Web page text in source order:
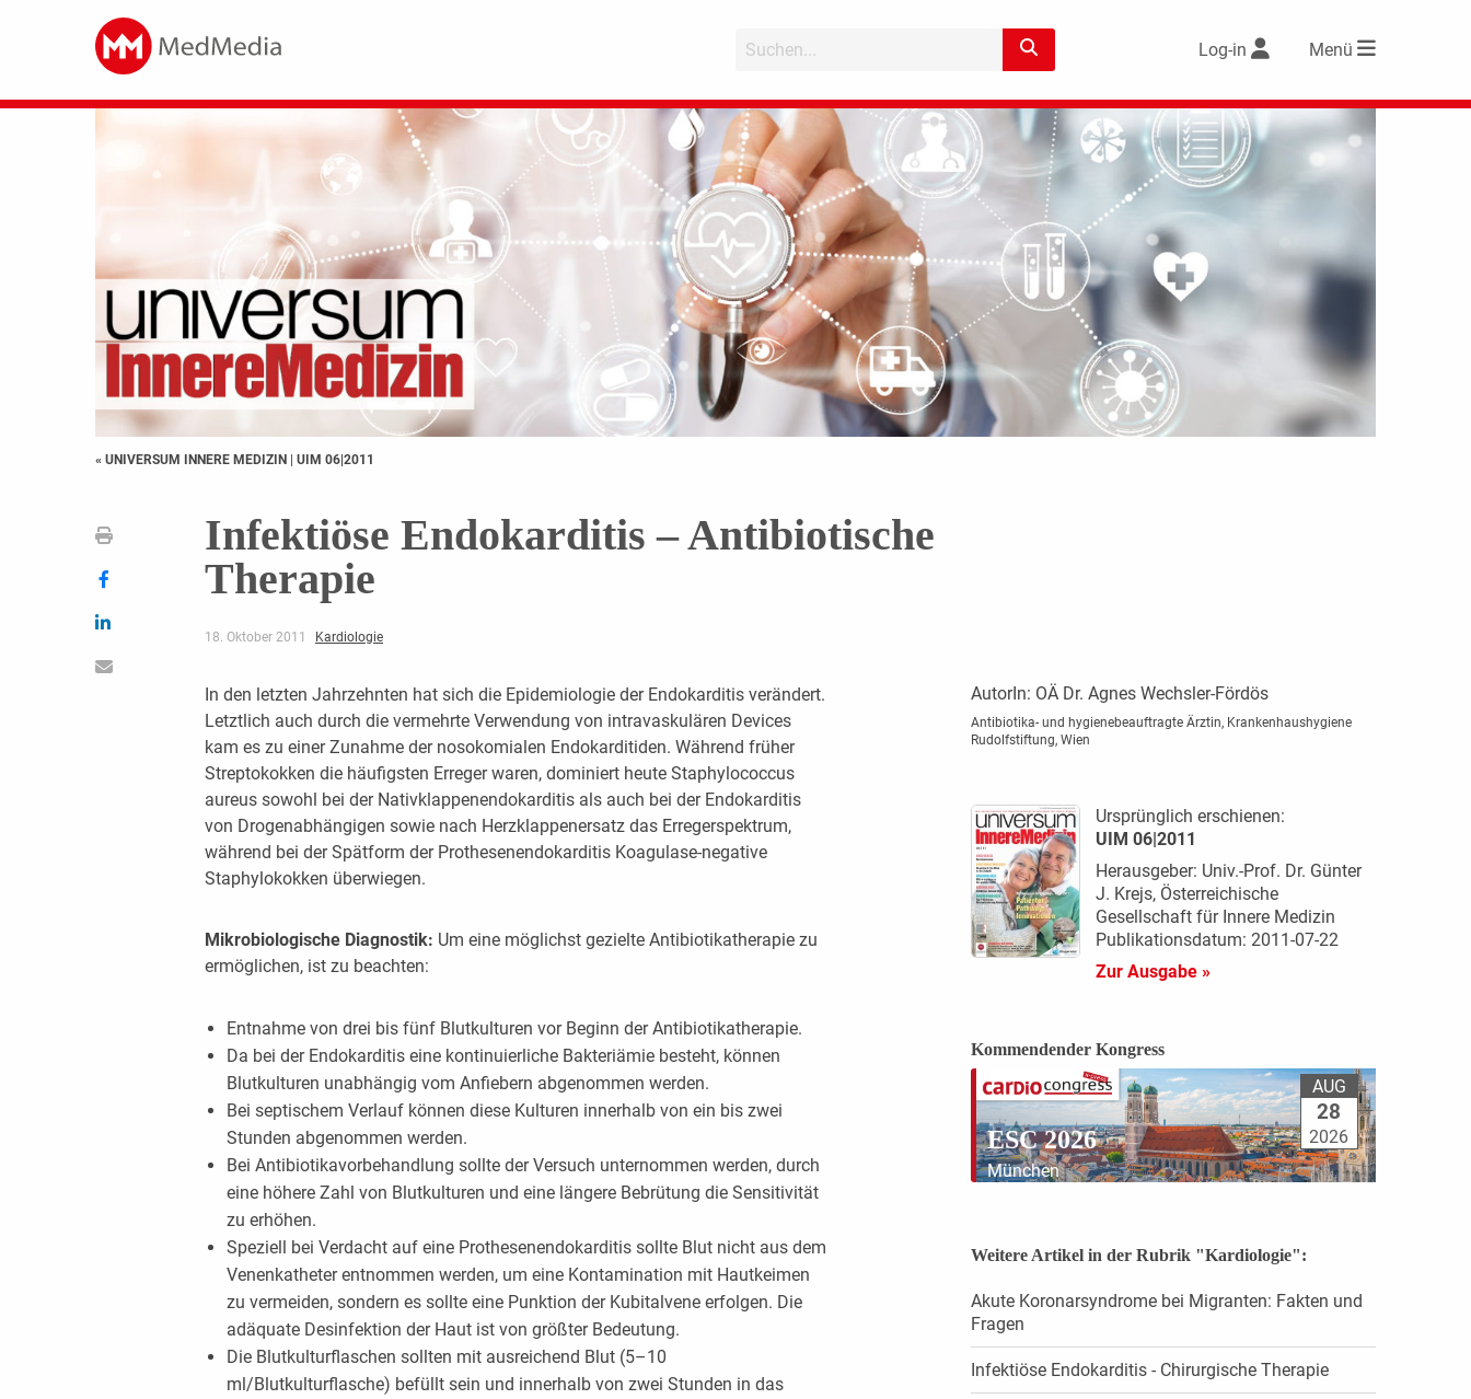
Log-in Menü
« UNIVERSUM INNERE MEDIZIN | UIM 06|2011
Infektiöse Endokarditis – Antibiotische
Therapie
18. Oktober 2011 Kardiologie
In den letzten Jahrzehnten hat sich die Epidemiologie der Endokarditis verändert.
Letztlich auch durch die vermehrte Verwendung von intravaskulären Devices
kam es zu einer Zunahme der nosokomialen Endokarditiden. Während früher
Streptokokken die häufigsten Erreger waren, dominiert heute Staphylococcus
aureus sowohl bei der Nativklappenendokarditis als auch bei der Endokarditis
von Drogenabhängigen sowie nach Herzklappenersatz das Erregerspektrum,
während bei der Spätform der Prothesenendokarditis Koagulase-negative
Staphylokokken überwiegen.
Mikrobiologische Diagnostik: Um eine möglichst gezielte Antibiotikatherapie zu
ermöglichen, ist zu beachten:
Entnahme von drei bis fünf Blutkulturen vor Beginn der Antibiotikatherapie.
Da bei der Endokarditis eine kontinuierliche Bakteriämie besteht, können
Blutkulturen unabhängig vom Anfiebern abgenommen werden.
Bei septischem Verlauf können diese Kulturen innerhalb von ein bis zwei
Stunden abgenommen werden.
Bei Antibiotikavorbehandlung sollte der Versuch unternommen werden, durch
eine höhere Zahl von Blutkulturen und eine längere Bebrütung die Sensitivität
zu erhöhen.
Speziell bei Verdacht auf eine Prothesenendokarditis sollte Blut nicht aus dem
Venenkatheter entnommen werden, um eine Kontamination mit Hautkeimen
zu vermeiden, sondern es sollte eine Punktion der Kubitalvene erfolgen. Die
adäquate Desinfektion der Haut ist von größter Bedeutung.
Die Blutkulturflaschen sollten mit ausreichend Blut (5–10
ml/Blutkulturflasche) befüllt sein und innerhalb von zwei Stunden in das
AutorIn: OÄ Dr. Agnes Wechsler-Fördös
Antibiotika- und hygienebeauftragte Ärztin, Krankenhaushygiene
Rudolfstiftung, Wien
Ursprünglich erschienen:
UIM 06|2011
Herausgeber: Univ.-Prof. Dr. Günter
J. Krejs, Österreichische
Gesellschaft für Innere Medizin
Publikationsdatum: 2011-07-22
Zur Ausgabe »
Kommendender Kongress
ESC 2026
München
AUG
28
2026
Weitere Artikel in der Rubrik "Kardiologie":
Akute Koronarsyndrome bei Migranten: Fakten und
Fragen
Infektiöse Endokarditis - Chirurgische Therapie